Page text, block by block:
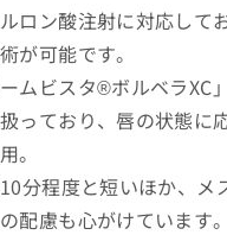
ロン酸注射に対応して
が可能です。
ームビスタ®︎ボルベラXC
っており、唇の状態に
。
分程度と短いほか、メ
配慮も心がけています。